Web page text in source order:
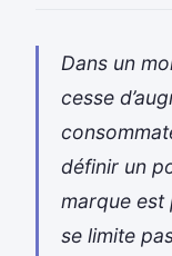
Dans un
cesse
définir un
marque est
se limite